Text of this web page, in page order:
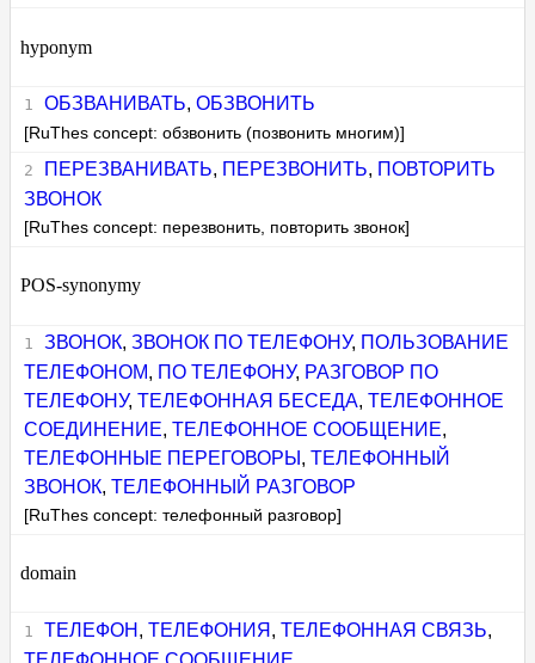
hyponym
ОБЗВАНИВАТЬ, ОБЗВОНИТЬ
[RuThes concept: обзвонить (позвонить многим)]
ПЕРЕЗВАНИВАТЬ, ПЕРЕЗВОНИТЬ, ПОВТОРИТЬ
ЗВОНОК
[RuThes concept: перезвонить, повторить звонок]
POS-synonymy
ЗВОНОК, ЗВОНОК ПО ТЕЛЕФОНУ, ПОЛЬЗОВАНИЕ
ТЕЛЕФОНОМ, ПО ТЕЛЕФОНУ, РАЗГОВОР ПО
ТЕЛЕФОНУ,ТЕЛЕФОННАЯ БЕСЕДА,ТЕЛЕФОННОЕ
СОЕДИНЕНИЕ,ТЕЛЕФОННОЕ СООБЩЕНИЕ,
ТЕЛЕФОННЫЕ ПЕРЕГОВОРЫ ,ТЕЛЕФОННЫЙ
ЗВОНОК,ТЕЛЕФОННЫЙ РАЗГОВОР
[RuThes concept: телефонный разговор]
domain
ТЕЛЕФОН , ТЕЛЕФОНИЯ , ТЕЛЕФОННАЯ СВЯЗЬ,